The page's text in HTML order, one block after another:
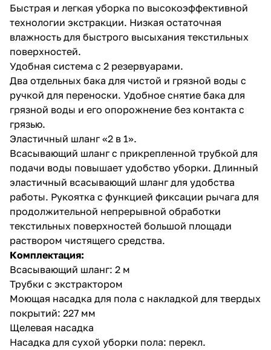
Быстрая и легкая уборка по высокоэффективной
технологии экстракции. Низкая остаточная
влажность для быстрого высыхания текстильных
поверхностей.
Удобная система с 2 резервуарами.
Два отдельных бака для чистой и грязной воды с
ручкой для переноски. Удобное снятие бака для
грязной воды и его опорожнение без контакта с
грязью.
Эластичный шланг «2 в 1».
Всасывающий шланг с прикрепленной трубкой для
подачи воды повышает удобство уборки. Длинный
эластичный всасывающий шланг для удобства
работы. Рукоятка с функцией фиксации рычага для
продолжительной непрерывной обработки
текстильных поверхностей большой площади
раствором чистящего средства.
Комплектация:
Всасывающий шланг: 2 м
Трубки с экстрактором
Моющая насадка для пола с накладкой для твердых
покрытий: 227 мм
Щелевая насадка
Насадка для сухой уборки пола: перекл.